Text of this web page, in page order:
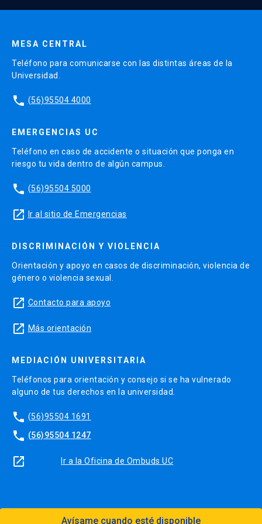
Avísame cuando esté disponible
MESA CENTRAL
Teléfono para comunicarse con las distintas áreas de la
Universidad.
phone (56)95504 4000
EMERGENCIAS UC
Teléfono en caso de accidente o situación que ponga en
riesgo tu vida dentro de algún campus.
phone (56)95504 5000
launch Ir al sitio de Emergencias
DISCRIMINACIÓN Y VIOLENCIA
Orientación y apoyo en casos de discriminación, violencia de
género o violencia sexual.
launch Contacto para apoyo
launch Más orientación
MEDIACIÓN UNIVERSITARIA
Teléfonos para orientación y consejo si se ha vulnerado
alguno de tus derechos en la universidad.
phone (56)95504 1691
phone (56)95504 1247
launch Ir a la Oficina de Ombuds UC